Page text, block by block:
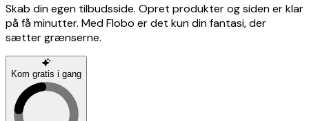
Skab din egen tilbudsside. Opret produkter og siden er klar
på få minutter. Med Flobo er det kun din fantasi, der
sætter grænserne.
Kom gratis i gang